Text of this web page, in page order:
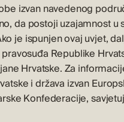
izvan navedenog
da postoji uzajamnost u
je ispunjen ovaj uvjet,
Republike
Hrvatske. Za
i država izvan
Konfederacije,